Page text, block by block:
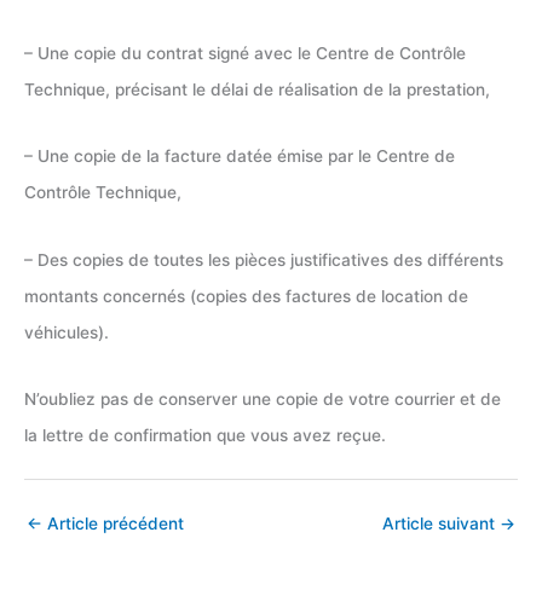
– Une copie du contrat signé avec le Centre de Contrôle
Technique, précisant le délai de réalisation de la prestation,
– Une copie de la facture datée émise par le Centre de
Contrôle Technique,
– Des copies de toutes les pièces justificatives des différents
montants concernés (copies des factures de location de
véhicules).
N’oubliez pas de conserver une copie de votre courrier et de
la lettre de confirmation que vous avez reçue.
← Article précédent Article suivant →